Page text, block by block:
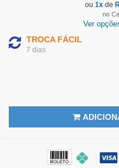
ou 1x de
no
Ver
TROCA FÁCIL
7 dias